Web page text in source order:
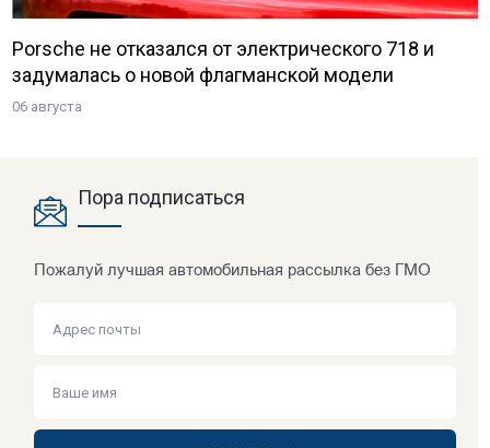
Porsche не отказался от электрического 718 и
задумалась о новой флагманской модели
06 августа
Пора подписаться
Пожалуй лучшая автомобильная рассылка без ГМО